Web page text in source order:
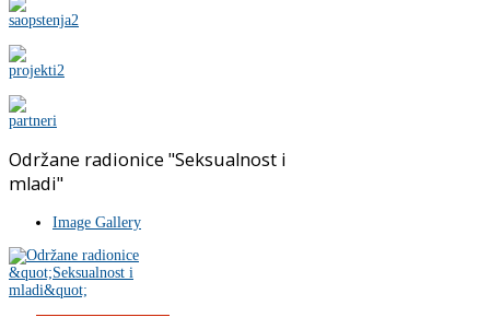
Održane radionice "Seksualnost i
mladi"
Image Gallery